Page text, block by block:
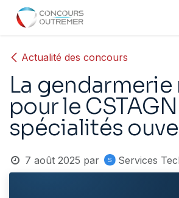
Se rendre au contenu
Actualité des concours
La
pour le
spécialités
7 août 2025 par Services